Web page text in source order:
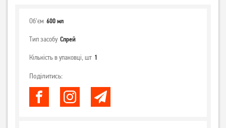
Об'єм 600 мл
Тип засобу Спрей
Кількість в упаковці, шт 1
Поділитись: